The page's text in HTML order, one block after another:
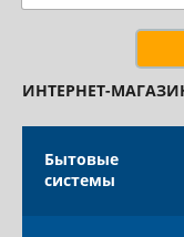
ИНТЕРНЕТ-
Бытовые
системы